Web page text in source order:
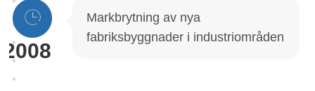
2008
Markbrytning av nya
fabriksbyggnader i industriområden